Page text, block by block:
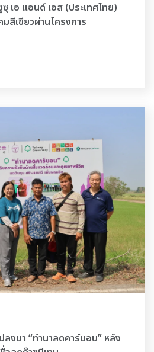
เอ แอนด์ เอส (ประเทศไทย)
สีเขียวผ่านโครงการ
งนา “ทำนาลดคาร์บอน” หลัง